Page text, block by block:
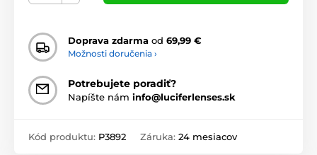
Doprava zdarma od 69,99 €
Možnosti doručenia ›
Potrebujete poradiť?
Napíšte nám info@luciferlenses.sk
Kód produktu: P3892 Záruka: 24 mesiacov